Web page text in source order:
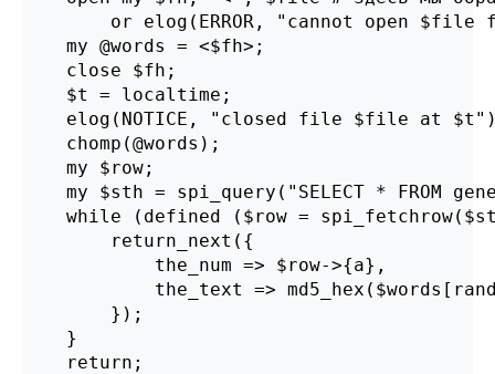
or elog(ERROR, "cannot open $file
    my @words = <$fh>;
    close $fh;
    $t = localtime;
elog(NOTICE, "closed file $file at
    chomp(@words);
    my $row;
my $sth = spi_query("SELECT * FROM
while (defined ($row =
        return_next({
            the_num => $row->{a},
the_text =>
        });
    }
    return;